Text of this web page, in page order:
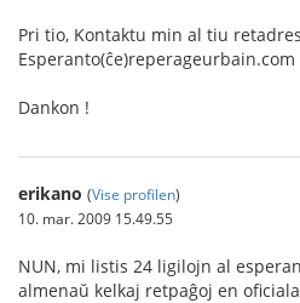
Pri tio, Kontaktu min al tiu
Esperanto(ĉe)reperageurbain.com
Dankon !
erikano (Vise profilen)
10. mar. 2009 15.49.55
NUN, mi listis 24 ligilojn al
almenaŭ kelkaj retpaĝoj en